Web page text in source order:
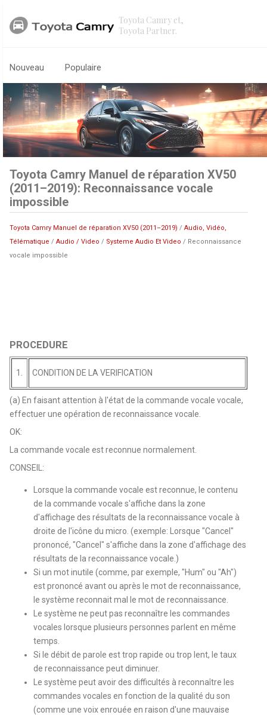
Toyota Camry et,
Toyota Partner.
Nouveau Populaire
Toyota Camry Manuel de réparation XV50
(2011–2019): Reconnaissance vocale
impossible
Toyota Camry Manuel de réparation XV50 (2011–2019) /Audio, Vidéo,
Télématique /Audio / Video / Systeme Audio Et Video / Reconnaissance
vocale impossible
PROCEDURE
1. CONDITION DE LA VERIFICATION
(a) En faisant attention à l'état de la commande vocale vocale,
effectuer une opération de reconnaissance vocale.
OK:
La commande vocale est reconnue normalement.
CONSEIL:
Lorsque la commande vocale est reconnue, le contenu
de la commande vocale s'affiche dans la zone
d'affichage des résultats de la reconnaissance vocale à
droite de l'icône du micro. (exemple: Lorsque "Cancel"
prononcé, "Cancel" s'affiche dans la zone d'affichage des
résultats de la reconnaissance vocale.)
Si un mot inutile (comme, par exemple, "Hum" ou "Ah")
est prononcé avant ou après le mot de reconnaissance,
le système reconnait mal le mot de reconnaissance.
Le système ne peut pas reconnaître les commandes
vocales lorsque plusieurs personnes parlent en même
temps.
Si le débit de parole est trop rapide ou trop lent, le taux
de reconnaissance peut diminuer.
Le système peut avoir des difficultés à reconnaître les
commandes vocales en fonction de la qualité du son
(comme une voix enrouée en raison d'une mauvaise